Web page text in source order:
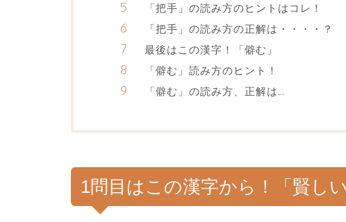
「把手」の読み方のヒントはコレ！
「把手」の読み方の正解は・・・・？
最後はこの漢字！「僻む」
「僻む」読み方のヒント！
「僻む」の読み方、正解は…
1問目はこの漢字から！「賢しい